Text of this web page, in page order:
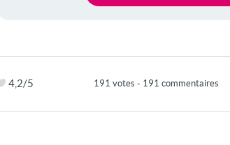
4,2/5 191 votes - 191 commentaires